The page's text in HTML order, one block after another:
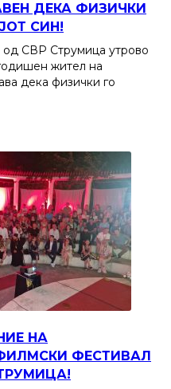
ДЕКА ФИЗИЧКИ
СИН!
СВР Струмица утрово
жител на
дека физички го
НА
ФЕСТИВАЛ